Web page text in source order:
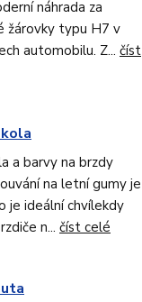
náhrada za
žárovky typu H7 v
automobilu. Z... číst
a barvy na brzdy
na letní gumy je
je ideální chvílekdy
n... číst celé